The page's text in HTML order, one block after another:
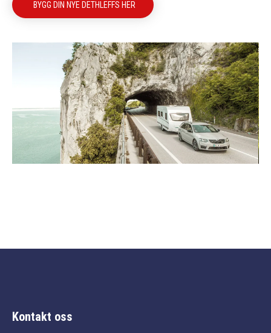
BYGG DIN NYE DETHLEFFS HER
Kontakt oss